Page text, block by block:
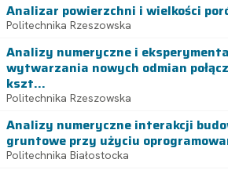
Analizar powierzchni i wielkości
Politechnika Rzeszowska
Analizy numeryczne i
wytwarzania nowych odmian
kszt...
Politechnika Rzeszowska
Analizy numeryczne interakcji
gruntowe przy użyciu
Politechnika Białostocka